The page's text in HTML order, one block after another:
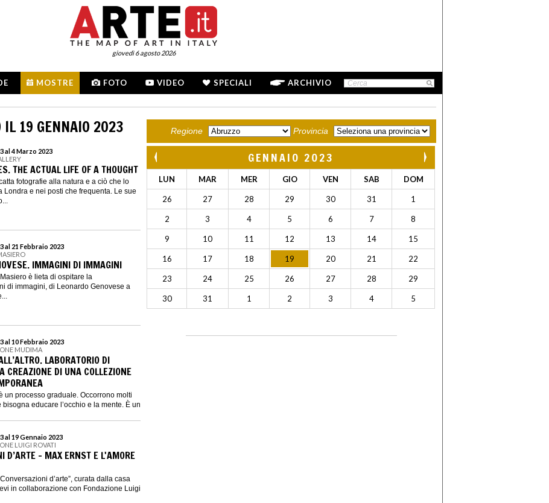
giovedì 6 agosto 2026
MOSTRE FOTO VIDEO SPECIALI ARCHIVIO
IL 19 GENNAIO 2023
al 4 Marzo 2023
THE ACTUAL LIFE OF A THOUGHT
fotografie alla natura e a ciò che lo
Londra e nei posti che frequenta. Le sue
al 21 Febbraio 2023
IMMAGINI DI IMMAGINI
è lieta di ospitare la
di immagini, di Leonardo Genovese a
al 10 Febbraio 2023
MUDIMA
LABORATORIO DI
CREAZIONE DI UNA COLLEZIONE
un processo graduale. Occorrono molti
educare l’occhio e la mente. È un
al 19 Gennaio 2023
LUIGI ROVATI
D’ARTE - MAX ERNST E L'AMORE
d’arte”, curata dalla casa
in collaborazione con Fondazione Luigi
Regione Provincia
GENNAIO 2023
LUN MAR MER GIO VEN SAB DOM
26 27 28 29 30 31 1
2 3 4 5 6 7 8
9 10 11 12 13 14 15
16 17 18 19 20 21 22
23 24 25 26 27 28 29
30 31 1 2 3 4 5